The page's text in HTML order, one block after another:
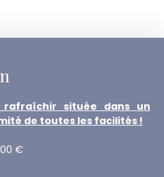
située dans un
de toutes les facilités !
€